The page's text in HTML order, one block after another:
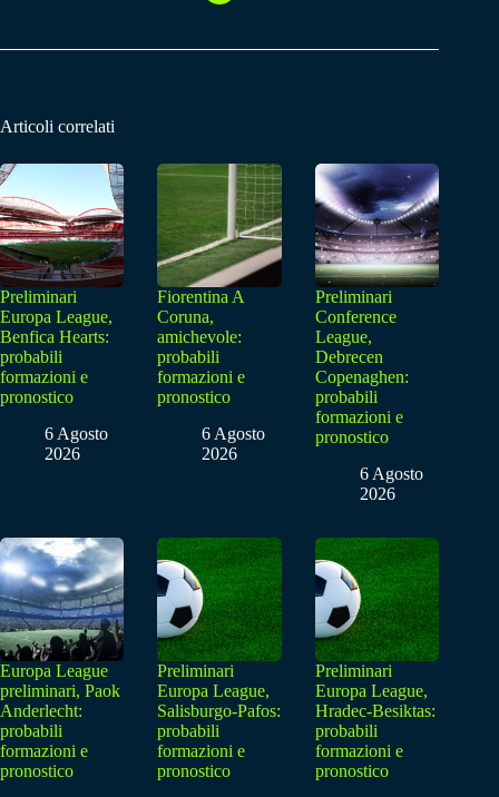
Articoli correlati
Preliminari
Europa League,
Benfica Hearts:
probabili
formazioni e
pronostico
6 Agosto
2026
Fiorentina A
Coruna,
amichevole:
probabili
formazioni e
pronostico
6 Agosto
2026
Preliminari
Conference
League,
Debrecen
Copenaghen:
probabili
formazioni e
pronostico
6 Agosto
2026
Europa League
preliminari, Paok
Anderlecht:
probabili
formazioni e
pronostico
Preliminari
Europa League,
Salisburgo-Pafos:
probabili
formazioni e
pronostico
Preliminari
Europa League,
Hradec-Besiktas:
probabili
formazioni e
pronostico